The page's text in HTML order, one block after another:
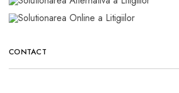
CONTACT